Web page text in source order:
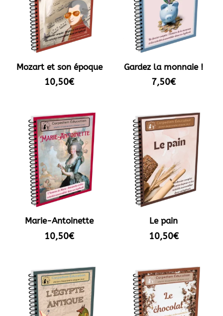
Mozart et son époque
10,50€
Gardez la monnaie !
7,50€
Marie-Antoinette
10,50€
Le pain
10,50€